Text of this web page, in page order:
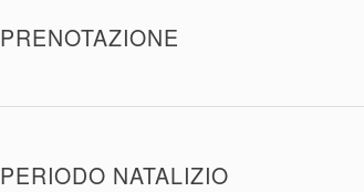
PRENOTAZIONE
PERIODO NATALIZIO